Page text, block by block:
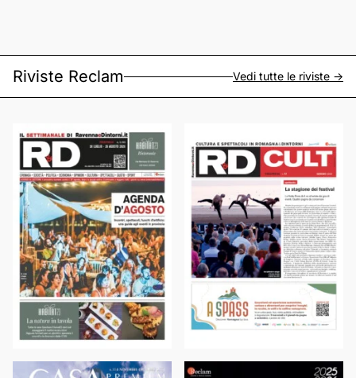
Riviste Reclam Vedi tutte le riviste ->